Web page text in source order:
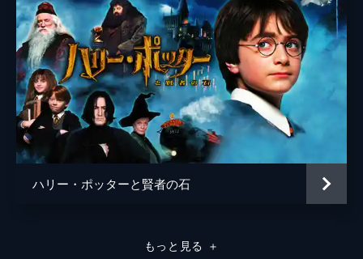
ハリー・ポッターと賢者の石
もっと見る ＋